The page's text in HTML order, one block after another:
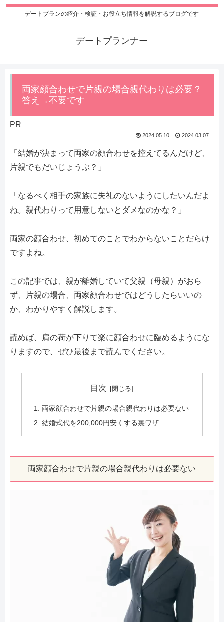
デートプランの紹介・検証・お役立ち情報を解説するブログです
デートプランナー
両家顔合わせで片親の場合親代わりは必要？
答え→不要です
PR
2024.05.10 2024.03.07
「結婚が決まって両家の顔合わせを控えてるんだけど、
片親でもだいじょうぶ？」
「なるべく相手の家族に失礼のないようにしたいんだよ
ね。親代わりって用意しないとダメなのかな？」
両家の顔合わせ、初めてのことでわからないことだらけ
ですよね。
この記事では、親が離婚していて父親（母親）がおら
ず、片親の場合、両家顔合わせではどうしたらいいの
か、わかりやすく解説します。
読めば、肩の荷が下りて楽に顔合わせに臨めるようにな
りますので、ぜひ最後まで読んでください。
目次
両家顔合わせで片親の場合親代わりは必要ない
結婚式代を200,000円安くする裏ワザ
両家顔合わせで片親の場合親代わりは必要ない